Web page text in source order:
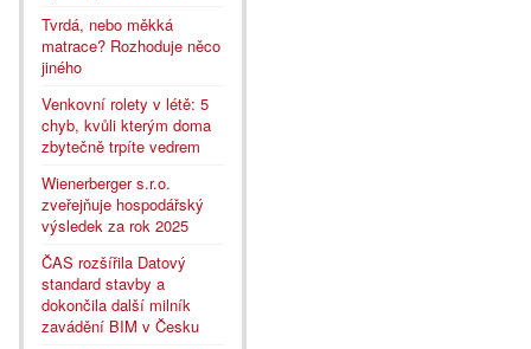
Tvrdá, nebo měkká
matrace? Rozhoduje něco
jiného
Venkovní rolety v létě: 5
chyb, kvůli kterým doma
zbytečně trpíte vedrem
Wienerberger s.r.o.
zveřejňuje hospodářský
výsledek za rok 2025
ČAS rozšířila Datový
standard stavby a
dokončila další milník
zavádění BIM v Česku